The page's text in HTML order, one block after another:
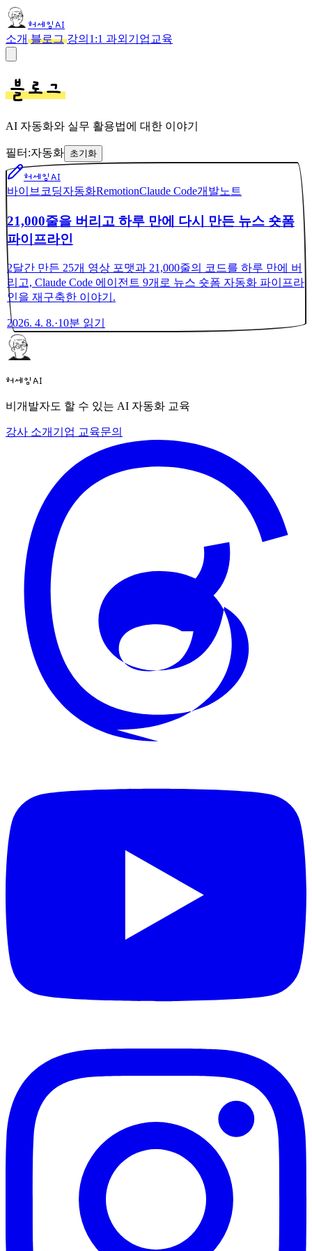
허세임AI
소개 블로그 강의 1:1 과외 기업교육
블로그
AI 자동화와 실무 활용법에 대한 이야기
필터:자동화 초기화
허세임AI
바이브코딩자동화RemotionClaude Code개발노트
21,000줄을 버리고 하루 만에 다시 만든 뉴스 숏폼
파이프라인
2달간 만든 25개 영상 포맷과 21,000줄의 코드를 하루 만에 버
리고, Claude Code 에이전트 9개로 뉴스 숏폼 자동화 파이프라
인을 재구축한 이야기.
2026. 4. 8.·10분 읽기
허세임AI
비개발자도 할 수 있는 AI 자동화 교육
강사 소개 기업 교육문의